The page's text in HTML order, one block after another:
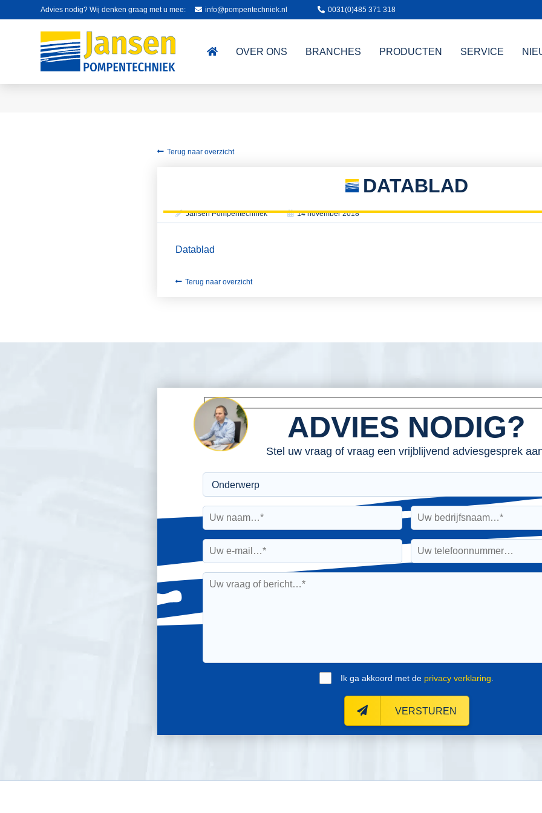
Advies nodig? Wij denken graag met u mee: info@pompentechniek.nl 0031(0)485 371 318
OVER ONS BRANCHES PRODUCTEN SERVICE
Terug naar overzicht
DATABLAD
Jansen Pompentechniek 14 november 2018
Datablad
Terug naar overzicht
ADVIES NODIG?
Stel uw vraag of vraag een vrijblijvend adviesgesprek
Ik ga akkoord met de privacy verklaring
VERSTUREN